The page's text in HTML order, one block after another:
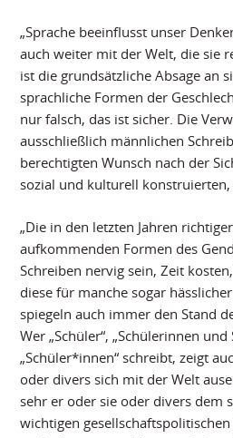
„Sprache beeinflusst unser
auch weiter mit der Welt, die sie
ist die grundsätzliche Absage an
sprachliche Formen der
nur falsch, das ist sicher. Die
ausschließlich männlichen
berechtigten Wunsch nach der
sozial und kulturell konstruierten,
„Die in den letzten Jahren
aufkommenden Formen des
Schreiben nervig sein, Zeit
diese für manche sogar
spiegeln auch immer den Stand
Wer „Schüler“, „Schülerinnen und
„Schüler*innen“ schreibt, zeigt
oder divers sich mit der Welt
sehr er oder sie oder divers dem
wichtigen